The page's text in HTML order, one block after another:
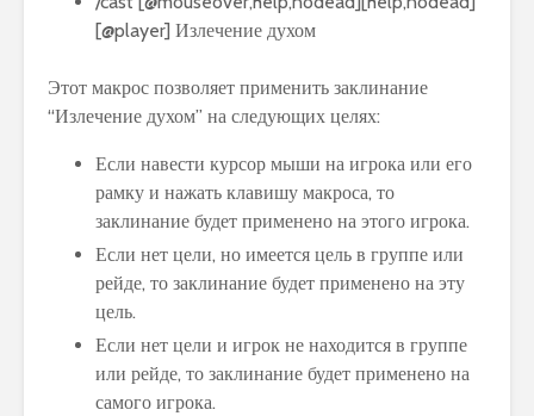
[@player] Излечение духом
Этот макрос позволяет применить заклинание
“Излечение духом” на следующих целях:
Если навести курсор мыши на игрока или его
рамку и нажать клавишу макроса, то
заклинание будет применено на этого игрока.
Если нет цели, но имеется цель в группе или
рейде, то заклинание будет применено на эту
цель.
Если нет цели и игрок не находится в группе
или рейде, то заклинание будет применено на
самого игрока.